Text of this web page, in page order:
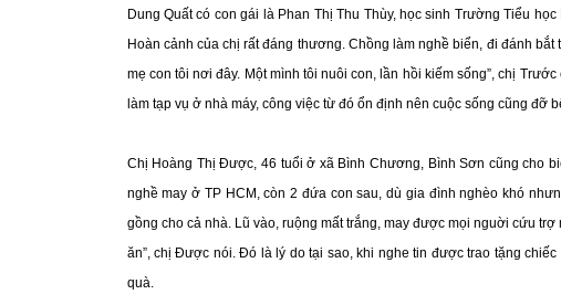
Dung Quất có con gái là Phan Thị Thu Thùy, học sinh Trường Tiểu
Hoàn cảnh của chị rất đáng thương. Chồng làm nghề biển, đi đánh
mẹ con tôi nơi đây. Một mình tôi nuôi con, lần hồi kiếm sống”, chị
làm tạp vụ ở nhà máy, công việc từ đó ổn định nên cuộc sống cũng đỡ
Chị Hoàng Thị Được, 46 tuổi ở xã Bình Chương, Bình Sơn cũng cho
nghề may ở TP HCM, còn 2 đứa con sau, dù gia đình nghèo khó
gồng cho cả nhà. Lũ vào, ruộng mất trắng, may được mọi nguời cứu
ăn”, chị Được nói. Đó là lý do tại sao, khi nghe tin được trao tặng
quà.